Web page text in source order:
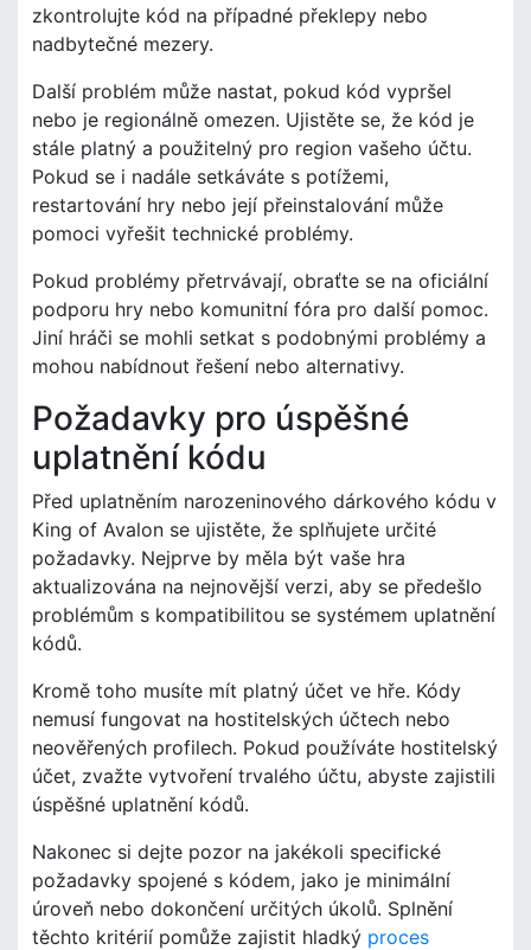
zkontrolujte kód na případné překlepy nebo
nadbytečné mezery.
Další problém může nastat, pokud kód vypršel
nebo je regionálně omezen. Ujistěte se, že kód je
stále platný a použitelný pro region vašeho účtu.
Pokud se i nadále setkáváte s potížemi,
restartování hry nebo její přeinstalování může
pomoci vyřešit technické problémy.
Pokud problémy přetrvávají, obraťte se na oficiální
podporu hry nebo komunitní fóra pro další pomoc.
Jiní hráči se mohli setkat s podobnými problémy a
mohou nabídnout řešení nebo alternativy.
Požadavky pro úspěšné
uplatnění kódu
Před uplatněním narozeninového dárkového kódu v
King of Avalon se ujistěte, že splňujete určité
požadavky. Nejprve by měla být vaše hra
aktualizována na nejnovější verzi, aby se předešlo
problémům s kompatibilitou se systémem uplatnění
kódů.
Kromě toho musíte mít platný účet ve hře. Kódy
nemusí fungovat na hostitelských účtech nebo
neověřených profilech. Pokud používáte hostitelský
účet, zvažte vytvoření trvalého účtu, abyste zajistili
úspěšné uplatnění kódů.
Nakonec si dejte pozor na jakékoli specifické
požadavky spojené s kódem, jako je minimální
úroveň nebo dokončení určitých úkolů. Splnění
těchto kritérií pomůže zajistit hladký proces